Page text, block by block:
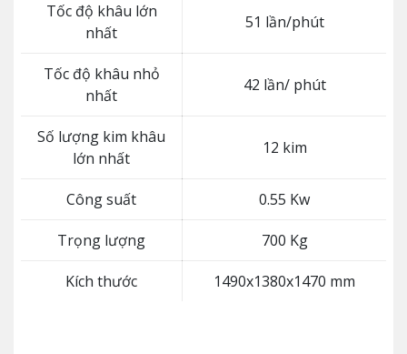
Tốc độ khâu lớn
nhất
51 lần/phút
Tốc độ khâu nhỏ
nhất
42 lần/ phút
Số lượng kim khâu
lớn nhất
12 kim
Công suất 0.55 Kw
Trọng lượng 700 Kg
Kích thước 1490x1380x1470 mm